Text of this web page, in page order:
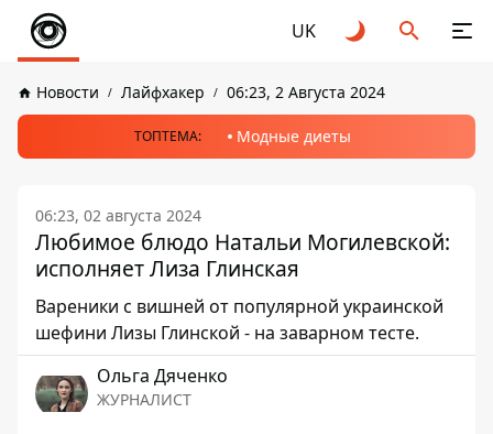
UK
Новости Лайфхакер 06:23, 2 Августа 2024
ТОПТЕМА: Модные диеты
06:23, 02 августа 2024
Любимое блюдо Натальи Могилевской:
исполняет Лиза Глинская
Вареники с вишней от популярной украинской
шефини Лизы Глинской - на заварном тесте.
Ольга Дяченко
ЖУРНАЛИСТ